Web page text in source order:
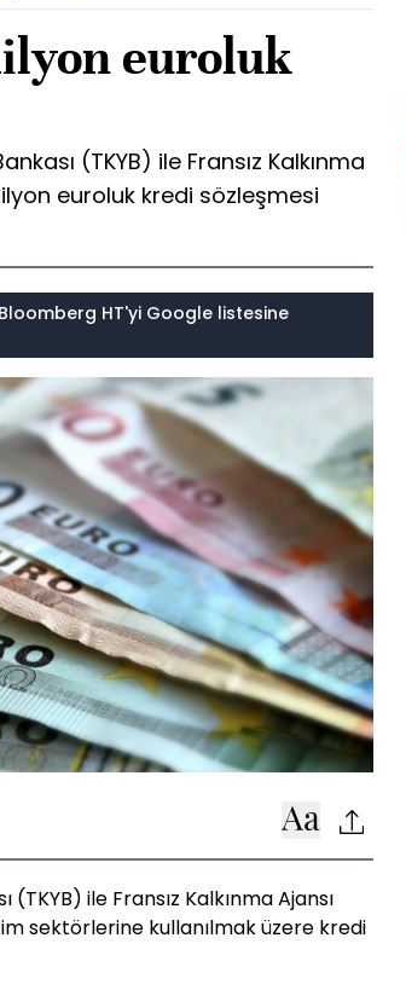
euroluk
(TKYB) ile Fransız Kalkınma
euroluk kredi sözleşmesi
HT'yi Google listesine
(TKYB) ile Fransız Kalkınma Ajansı
sektörlerine kullanılmak üzere kredi